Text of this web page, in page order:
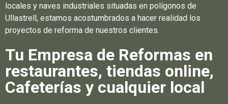
locales y naves industriales situadas en polígonos de
Ullastrell, estamos acostumbrados a hacer realidad los
proyectos de reforma de nuestros clientes.
Tu Empresa de Reformas en
restaurantes, tiendas online,
Cafeterías y cualquier local